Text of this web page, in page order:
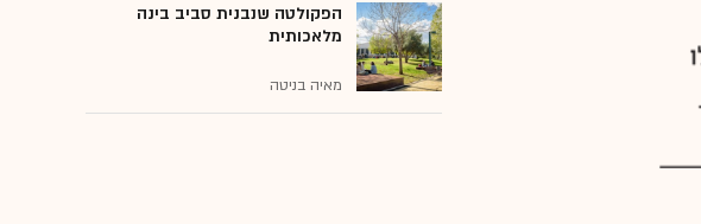
הפקולטה שנבנית סביב בינה
מלאכותית
מאיה בניטה